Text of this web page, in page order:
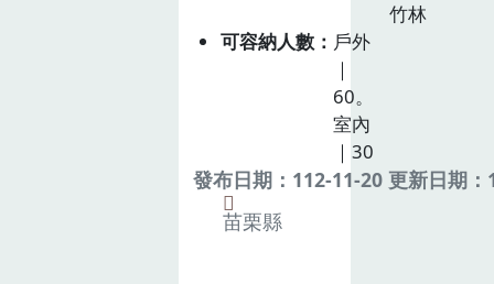
竹林
可容納人數
戶外
｜
60。
室內
｜30
發布日期：112-11-20 更新日期
苗栗縣